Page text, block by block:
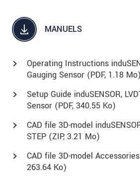
MANUELS
Operating Instructions
Gauging Sensor (PDF, 1.18 Mo)
Setup Guide induSENSOR,
Sensor (PDF, 340.55 Ko)
CAD file 3D-model
STEP (ZIP, 3.21 Mo)
CAD file 3D-model
263.64 Ko)